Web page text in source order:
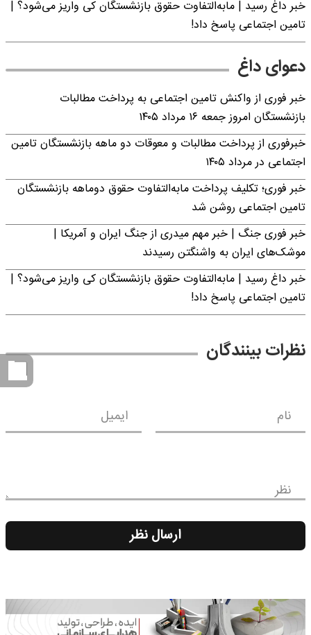
خبر داغ رسید | مابه‌التفاوت حقوق بازنشستگان کی واریز می‌شود؟ |
تامین اجتماعی پاسخ داد!
دعوای داغ
خبر فوری از واکنش تامین اجتماعی به پرداخت مطالبات
بازنشستگان امروز جمعه ۱۶ مرداد ۱۴۰۵
خبرفوری از پرداخت مطالبات و معوقات دو ماهه بازنشستگان تامین
اجتماعی در مرداد ۱۴۰۵
خبر فوری؛ تکلیف پرداخت مابه‌التفاوت حقوق دوماهه بازنشستگان
تامین اجتماعی روشن شد
خبر فوری جنگ | خبر مهم میدری از جنگ ایران و آمریکا |
موشک‌های ایران به واشنگتن رسیدند
خبر داغ رسید | مابه‌التفاوت حقوق بازنشستگان کی واریز می‌شود؟ |
تامین اجتماعی پاسخ داد!
نظرات بینندگان
نام ایمیل
نظر
ارسال نظر